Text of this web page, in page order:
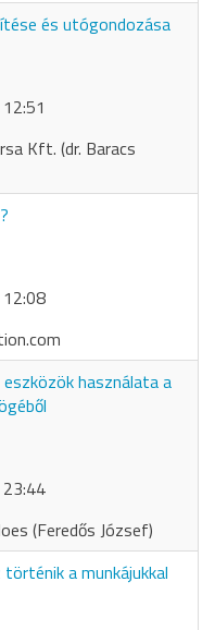
és utógondozása
Kft. (dr. Baracs
használata a
(Feredős József)
a munkájukkal